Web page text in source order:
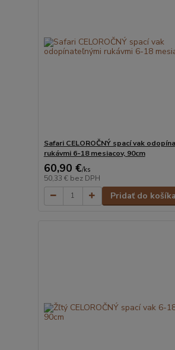
Safari CELOROČNÝ spací vak
rukávmi 6-18 mesiacov, 90cm
60,90 €/ks
50,33 € bez DPH
Pridať do košíka